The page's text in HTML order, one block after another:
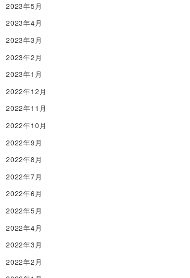
2023年5月
2023年4月
2023年3月
2023年2月
2023年1月
2022年12月
2022年11月
2022年10月
2022年9月
2022年8月
2022年7月
2022年6月
2022年5月
2022年4月
2022年3月
2022年2月